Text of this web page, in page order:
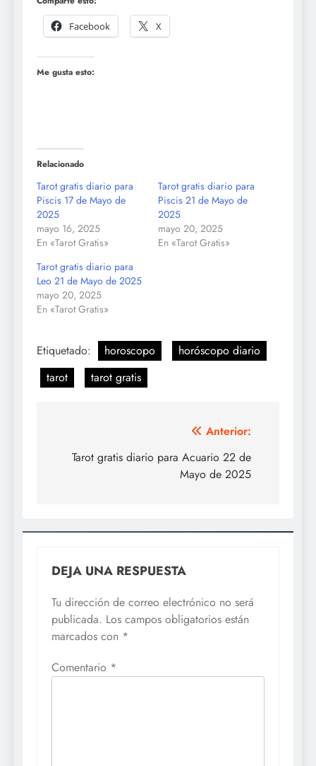
Facebook
X
Me gusta esto:
Relacionado
Tarot gratis diario para
Piscis 17 de Mayo de
2025
mayo 16, 2025
En «Tarot Gratis»
Tarot gratis diario para
Piscis 21 de Mayo de
2025
mayo 20, 2025
En «Tarot Gratis»
Tarot gratis diario para
Leo 21 de Mayo de 2025
mayo 20, 2025
En «Tarot Gratis»
Etiquetado: horoscopo
horóscopo diario
tarot
tarot gratis
Anterior:
Tarot gratis diario para Acuario 22 de
Mayo de 2025
DEJA UNA RESPUESTA
Tu dirección de correo electrónico no será
publicada. Los campos obligatorios están
marcados con *
Comentario *